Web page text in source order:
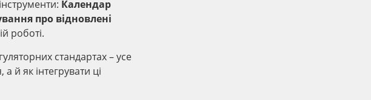
Календар
про відновлені
роботі.
стандартах – усе
й як інтегрувати ці